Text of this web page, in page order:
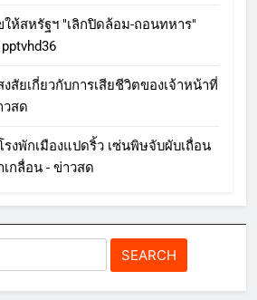
ห้สหรัฐฯ "เลิกปิดล้อม-ถอนทหาร"
สัยเกี่ยวกับการเสียชีวิตของเจ้าหน้าที่
วสด
รงพักเมืองแปดริ้ว เซ่นพิษจับผับเถื่อน
เกลื่อน - ข่าวสด